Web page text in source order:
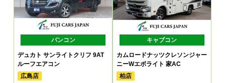
バンコン
デュカト サンライトクリフ 9AT
ルーフエアコン
広島店
キャブコン
カムロードナッツクレソンジャー
ニーWエボライト 家AC
柏店